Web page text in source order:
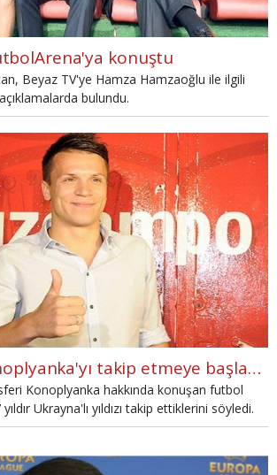
konuştu
Beyaz TV'ye Hamza Hamzaoğlu ile ilgili
bulundu.
'7 yıl önce Konoplyanka'yı takip etmeye başladık'
Konoplyanka hakkında konuşan futbol
Ukrayna'lı yıldızı takip ettiklerini söyledi.